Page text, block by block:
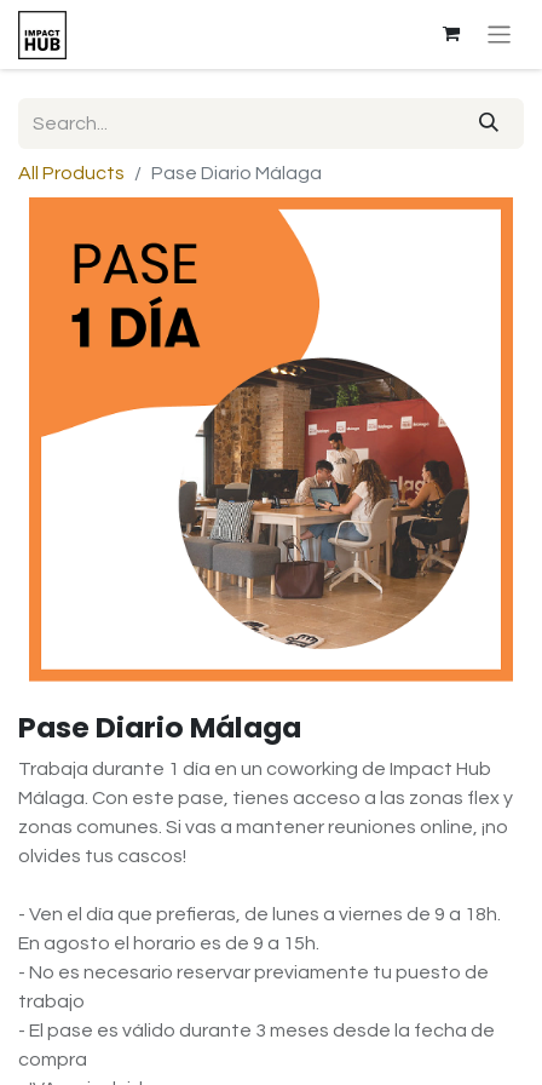
All Products Pase Diario Málaga
Pase Diario Málaga
Trabaja durante 1 día en un coworking de Impact Hub
Málaga. Con este pase, tienes acceso a las zonas flex y
zonas comunes. Si vas a mantener reuniones online, ¡no
olvides tus cascos!
- Ven el día que prefieras, de lunes a viernes de 9 a 18h.
En agosto el horario es de 9 a 15h.
- No es necesario reservar previamente tu puesto de
trabajo
- El pase es válido durante 3 meses desde la fecha de
compra